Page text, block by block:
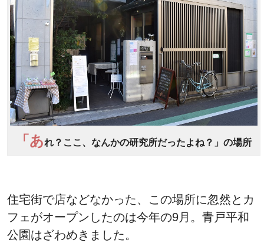
「あれ？ここ、なんかの研究所だったよね？」の場所
住宅街で店などなかった、この場所に忽然とカ
フェがオープンしたのは今年の9月。青戸平和
公園はざわめきました。